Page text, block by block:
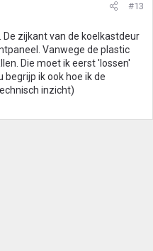
#13
zijkant van de koelkastdeur
Vanwege de plastic
Die moet ik eerst 'lossen'
begrijp ik ook hoe ik de
inzicht)